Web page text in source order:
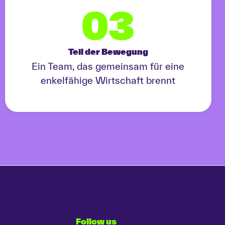
03
Teil der Bewegung
Ein Team, das gemeinsam für eine
enkelfähige Wirtschaft brennt
Follow us